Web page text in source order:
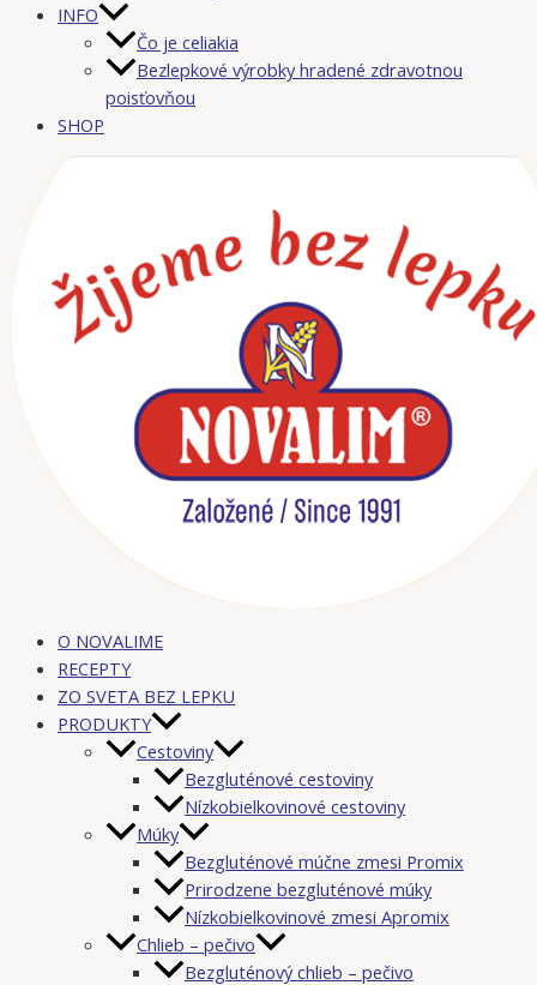
INFO
Čo je celiakia
Bezlepkové výrobky hradené zdravotnou
poisťovňou
SHOP
O NOVALIME
RECEPTY
ZO SVETA BEZ LEPKU
PRODUKTY
Cestoviny
Bezgluténové cestoviny
Nízkobielkovinové cestoviny
Múky
Bezgluténové múčne zmesi Promix
Prirodzene bezgluténové múky
Nízkobielkovinové zmesi Apromix
Chlieb – pečivo
Bezgluténový chlieb – pečivo